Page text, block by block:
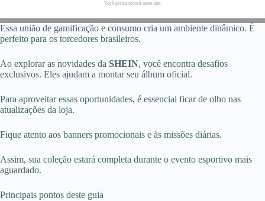
Você permanecerá neste site.
Essa união de gamificação e consumo cria um ambiente dinâmico. É
perfeito para os torcedores brasileiros.
Ao explorar as novidades da SHEIN, você encontra desafios
exclusivos. Eles ajudam a montar seu álbum oficial.
Para aproveitar essas oportunidades, é essencial ficar de olho nas
atualizações da loja.
Fique atento aos banners promocionais e às missões diárias.
Assim, sua coleção estará completa durante o evento esportivo mais
aguardado.
Principais pontos deste guia